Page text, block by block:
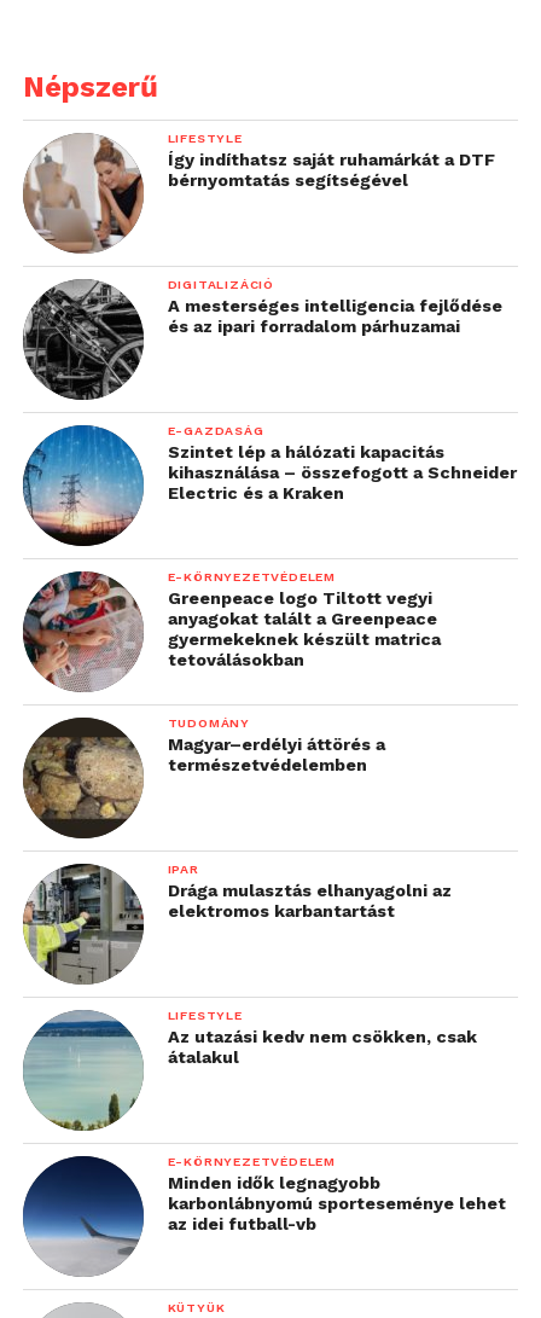
Népszerű
LIFESTYLE
Így indíthatsz saját ruhamárkát a DTF
bérnyomtatás segítségével
DIGITALIZÁCIÓ
A mesterséges intelligencia fejlődése
és az ipari forradalom párhuzamai
E-GAZDASÁG
Szintet lép a hálózati kapacitás
kihasználása – összefogott a Schneider
Electric és a Kraken
E-KÖRNYEZETVÉDELEM
Greenpeace logo Tiltott vegyi
anyagokat talált a Greenpeace
gyermekeknek készült matrica
tetoválásokban
TUDOMÁNY
Magyar–erdélyi áttörés a
természetvédelemben
IPAR
Drága mulasztás elhanyagolni az
elektromos karbantartást
LIFESTYLE
Az utazási kedv nem csökken, csak
átalakul
E-KÖRNYEZETVÉDELEM
Minden idők legnagyobb
karbonlábnyomú sporteseménye lehet
az idei futball-vb
KÜTYÜK